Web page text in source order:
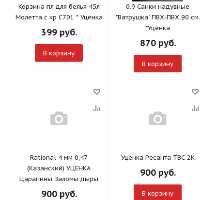
Корзина пл для белья 45л
Молетта с кр С701 * Уценка
399руб.
В корзину
0.9 Санки надувные
"Ватрушка" ПВХ-ПВХ 90 см.
*Уценка
870руб.
В корзину
Rational 4 мм 0,47
(Казанский) УЦЕНКА
Царапины Заломы дыры
900руб.
Уценка Ресанта ТВC-2K
900руб.
В корзину